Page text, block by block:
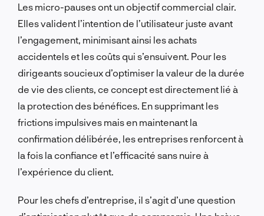
Les micro-pauses ont un objectif commercial clair.
Elles valident l’intention de l’utilisateur juste avant
l’engagement, minimisant ainsi les achats
accidentels et les coûts qui s’ensuivent. Pour les
dirigeants soucieux d’optimiser la valeur de la durée
de vie des clients, ce concept est directement lié à
la protection des bénéfices. En supprimant les
frictions impulsives mais en maintenant la
confirmation délibérée, les entreprises renforcent à
la fois la confiance et l’efficacité sans nuire à
l’expérience du client.
Pour les chefs d’entreprise, il s’agit d’une question